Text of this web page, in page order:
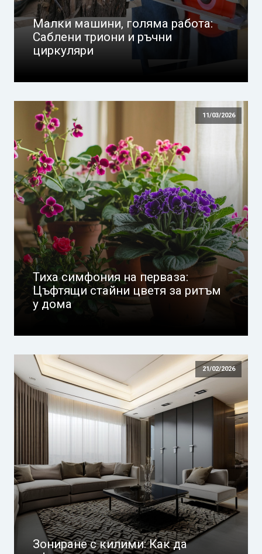
Малки машини, голяма работа:
Саблени триони и ръчни
циркуляри
11/03/2026
Тиха симфония на перваза:
Цъфтящи стайни цветя за ритъм
у дома
21/02/2026
Зониране с килими: Как да